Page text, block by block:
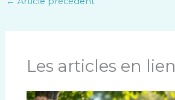
Les articles en lien